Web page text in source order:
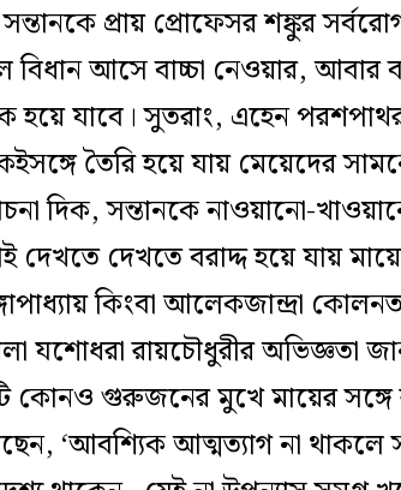
প্রায় প্রোফেসর শঙ্কুর
বিধান আসে বাচ্চা নেওয়ার, আবার
হয়ে যাবে। সুতরাং, এহেন
তৈরি হয়ে যায় মেয়েদের
দিক, সন্তানকে নাওয়ানো-
দেখতে বরাদ্দ হয়ে যায়
কিংবা আলেকজান্দ্রা
যশোধরা রায়চৌধুরীর অভিজ্ঞতা
কোনও গুরুজনের মুখে মায়ের সঙ্গে
‘আবশ্যিক আত্মত্যাগ না